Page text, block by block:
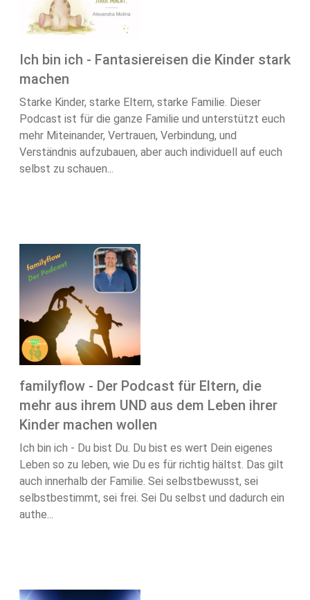
Ich bin ich - Fantasiereisen die Kinder stark
machen
Starke Kinder, starke Eltern, starke Familie. Dieser
Podcast ist für die ganze Familie und unterstützt euch
mehr Miteinander, Vertrauen, Verbindung, und
Verständnis aufzubauen, aber auch individuell auf euch
selbst zu schauen...
familyflow - Der Podcast für Eltern, die
mehr aus ihrem UND aus dem Leben ihrer
Kinder machen wollen
Ich bin ich - Du bist Du. Du bist es wert Dein eigenes
Leben so zu leben, wie Du es für richtig hältst. Das gilt
auch innerhalb der Familie. Sei selbstbewusst, sei
selbstbestimmt, sei frei. Sei Du selbst und dadurch ein
authe...